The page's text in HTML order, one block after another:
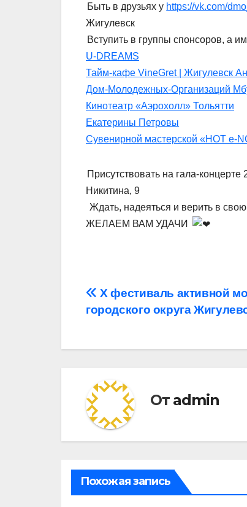
Быть в друзьях у https://vk.com/
Жигулевск
Вступить в группы спонсоров, а
U-DREAMS
Тайм-кафе VineGret | Жигулевск
Дом-Молодежных-Организаций
Кинотеатр «Аэрохолл» Тольятти
Екатерины Петровы
Сувенирной мастерской «HOT e-
Присутствовать на гала-
Никитина, 9
Ждать, надеяться и верить в
ЖЕЛАЕМ ВАМ УДАЧИ
Навигация
по
записям
X фестиваль активной
городского округа
От admin
Похожая запись